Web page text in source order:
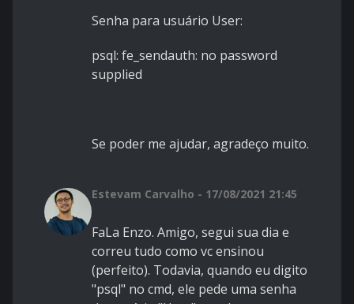
Senha para usuário User:
psql: fe_sendauth: no password
supplied
Se poder me ajudar, agradeço muito.
Estevam Carvalho - 17/08/2021 21:45
FaLa Enzo. Amigo, segui sua dia e
correu tudo como vc ensinou
(perfeito). Todavia, quando eu digito
"psql" no cmd, ele pede uma senha